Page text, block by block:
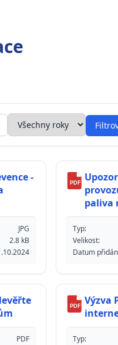
Filtrovat podle roku
-
JPG
2.8 kB
PDF
paliva
Typ:
Velikost:
Datum
PDF
PDF Výzva
Typ: